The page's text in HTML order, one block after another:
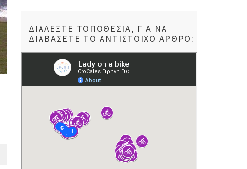
ΔΙΑΛΈΞΤΕ ΤΟΠΟΘΕΣΊΑ, ΓΙΑ ΝΑ
ΔΙΑΒΆΣΕΤΕ ΤΟ ΑΝΤΊΣΤΟΙΧΟ ΆΡΘΡΟ: